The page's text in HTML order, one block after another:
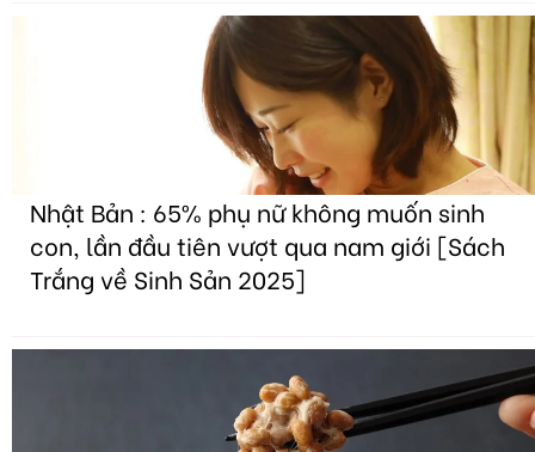
Nhật Bản : 65% phụ nữ không muốn sinh
con, lần đầu tiên vượt qua nam giới [Sách
Trắng về Sinh Sản 2025]